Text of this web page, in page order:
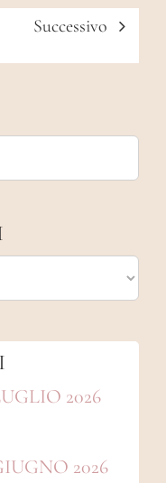
Successivo
2026
2026